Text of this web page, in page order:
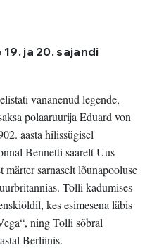
ja 20. sajandi
vananenud legende,
polaaruurija Eduard von
aasta hilissügisel
Bennetti saarelt Uus-
sarnaselt lõunapooluse
Tolli kadumises
kes esimesena läbis
ning Tolli sõbral
Berliinis.